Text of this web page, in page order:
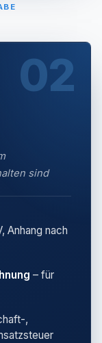
02
sind
Anhang nach
– für
,